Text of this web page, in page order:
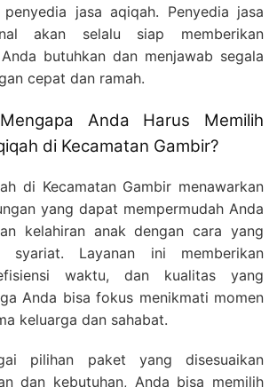
jasa aqiqah. Penyedia jasa
akan selalu siap memberikan
butuhkan dan menjawab segala
cepat dan ramah.
Anda Harus Memilih
di Kecamatan Gambir?
di Kecamatan Gambir menawarkan
yang dapat mempermudah Anda
kelahiran anak dengan cara yang
syariat. Layanan ini memberikan
waktu, dan kualitas yang
Anda bisa fokus menikmati momen
keluarga dan sahabat.
pilihan paket yang disesuaikan
dan kebutuhan, Anda bisa memilih